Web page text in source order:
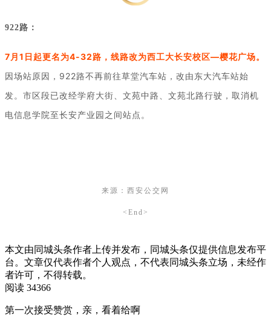
922路：
7月1日起更名为4-32路，线路改为西工大长安校区—樱花广场。
因场站原因，922路不再前往草堂汽车站，改由东大汽车站始
发。市区段已改经学府大街、文苑中路、文苑北路行驶，取消机
电信息学院至长安产业园之间站点。
来源：西安公交网
<End>
本文由同城头条作者上传并发布，同城头条仅提供信息发布平
台。文章仅代表作者个人观点，不代表同城头条立场，未经作
者许可，不得转载。
阅读 34366
第一次接受赞赏，亲，看着给啊